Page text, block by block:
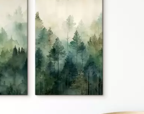
Colore
Nuovo quadri
Ultime novità
Resettare tutto